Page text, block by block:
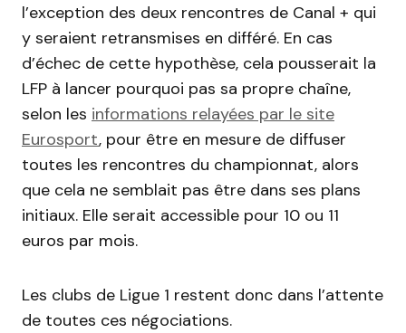
l’exception des deux rencontres de Canal + qui
y seraient retransmises en différé. En cas
d’échec de cette hypothèse, cela pousserait la
LFP à lancer pourquoi pas sa propre chaîne,
selon les informations relayées par le site
Eurosport, pour être en mesure de diffuser
toutes les rencontres du championnat, alors
que cela ne semblait pas être dans ses plans
initiaux. Elle serait accessible pour 10 ou 11
euros par mois.
Les clubs de Ligue 1 restent donc dans l’attente
de toutes ces négociations.